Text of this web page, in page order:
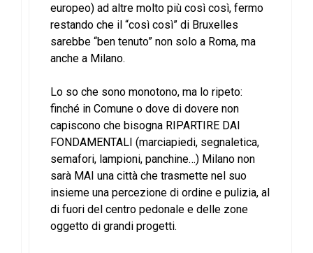
europeo) ad altre molto più così così, fermo
restando che il “così così” di Bruxelles
sarebbe “ben tenuto” non solo a Roma, ma
anche a Milano.
Lo so che sono monotono, ma lo ripeto:
finché in Comune o dove di dovere non
capiscono che bisogna RIPARTIRE DAI
FONDAMENTALI (marciapiedi, segnaletica,
semafori, lampioni, panchine…) Milano non
sarà MAI una città che trasmette nel suo
insieme una percezione di ordine e pulizia, al
di fuori del centro pedonale e delle zone
oggetto di grandi progetti.